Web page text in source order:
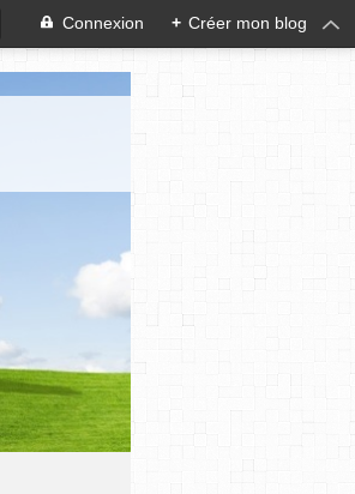
Connexion + Créer mon blog